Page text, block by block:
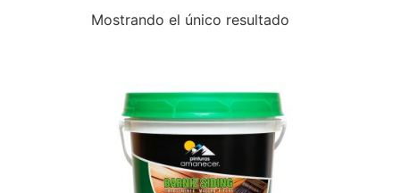
Mostrando el único resultado